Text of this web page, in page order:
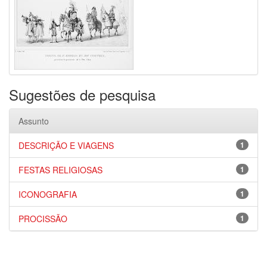
Sugestões de pesquisa
Assunto
1
DESCRIÇÃO E VIAGENS
1
FESTAS RELIGIOSAS
1
ICONOGRAFIA
1
PROCISSÃO